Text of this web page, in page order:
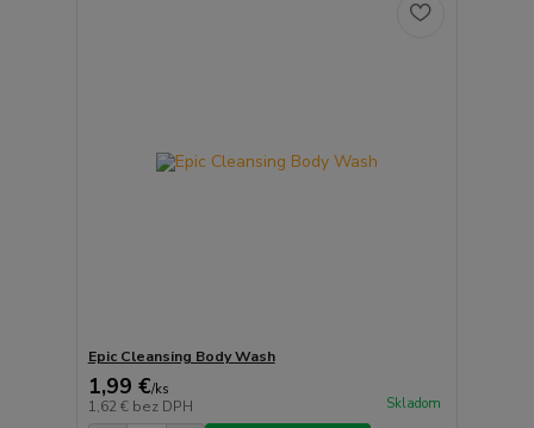
Epic Cleansing Body Wash
1,99 €/ks
1,62 € bez DPH Skladom